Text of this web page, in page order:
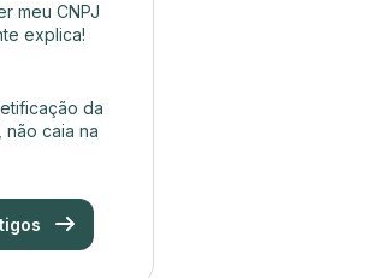
meu CNPJ
explica!
da
não caia na